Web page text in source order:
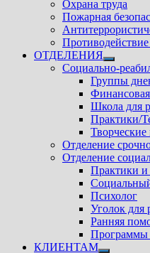
Охрана труда
Пожарная
ОТДЕЛЕНИЯ
Показать
подменю
Социально-
Группы
Школа для
Практики/
Творческие
Отделение
Отделение
Практики и
Психолог
Уголок для
Ранняя
Программы
КЛИЕНТАМ